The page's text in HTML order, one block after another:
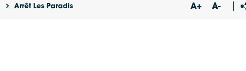
Arrêt Les Paradis A+ A-